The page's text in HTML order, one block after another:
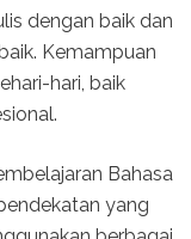
dengan baik dan
Kemampuan
hari, baik
Bahasa
yang